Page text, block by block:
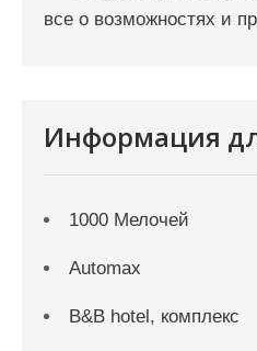
все о возможностях и
Информация
1000 Мелочей
Automax
B&B hotel, комплекс